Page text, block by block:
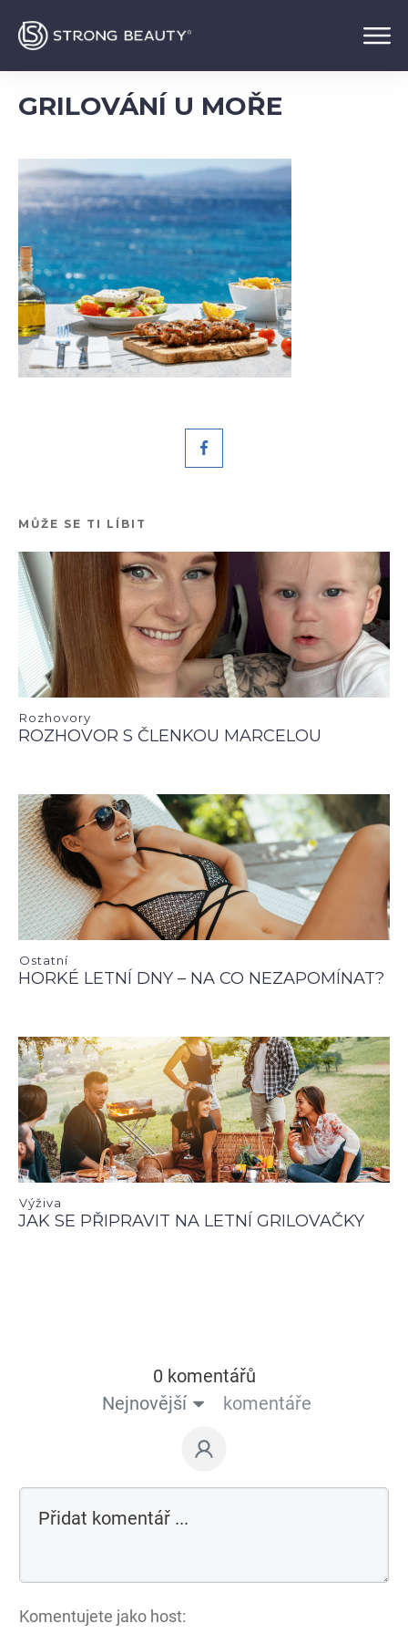
GRILOVÁNÍ U MOŘE
MŮŽE SE TI LÍBIT
Rozhovory
ROZHOVOR S ČLENKOU MARCELOU
Ostatní
HORKÉ LETNÍ DNY – NA CO NEZAPOMÍNAT?
Výživa
JAK SE PŘIPRAVIT NA LETNÍ GRILOVAČKY
0 komentářů
Nejnovější
komentáře
Komentujete jako host: